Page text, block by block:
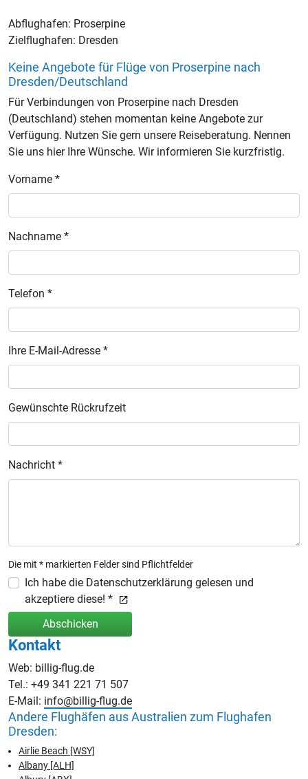
Abflughafen: Proserpine
Zielflughafen: Dresden
Keine Angebote für Flüge von Proserpine nach
Dresden/Deutschland
Für Verbindungen von Proserpine nach Dresden
(Deutschland) stehen momentan keine Angebote zur
Verfügung. Nutzen Sie gern unsere Reiseberatung. Nennen
Sie uns hier Ihre Wünsche. Wir informieren Sie kurzfristig.
Vorname *
Nachname *
Telefon *
Ihre E-Mail-Adresse *
Gewünschte Rückrufzeit
Nachricht *
Die mit * markierten Felder sind Pflichtfelder
Ich habe die Datenschutzerklärung gelesen und
akzeptiere diese! *
Abschicken
Kontakt
Web: billig-flug.de
Tel.: +49 341 221 71 507
E-Mail: info@billig-flug.de
Andere Flughäfen aus Australien zum Flughafen
Dresden:
Airlie Beach [WSY]
Albany [ALH]